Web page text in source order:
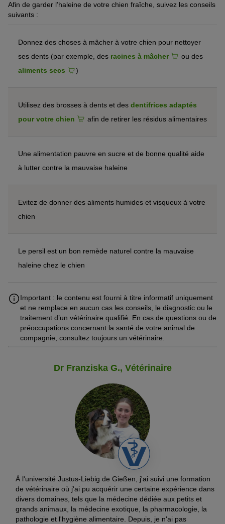
Afin de garder l’haleine de votre chien fraîche, suivez les conseils
suivants :
Donnez des choses à mâcher à votre chien pour nettoyer
ses dents (par exemple, des racines à mâcher
ou des
aliments secs
)
Utilisez des brosses à dents et des dentifrices adaptés
pour votre chien
afin de retirer les résidus alimentaires
Une alimentation pauvre en sucre et de bonne qualité aide
à lutter contre la mauvaise haleine
Evitez de donner des aliments humides et visqueux à votre
chien
Le persil est un bon remède naturel contre la mauvaise
haleine chez le chien
Important : le contenu est fourni à titre informatif uniquement
et ne remplace en aucun cas les conseils, le diagnostic ou le
traitement d’un vétérinaire qualifié. En cas de questions ou de
préoccupations concernant la santé de votre animal de
compagnie, consultez toujours un vétérinaire.
Dr Franziska G., Vétérinaire
À l'université Justus-Liebig de Gießen, j'ai suivi une formation
de vétérinaire où j'ai pu acquérir une certaine expérience dans
divers domaines, tels que la médecine dédiée aux petits et
grands animaux, la médecine exotique, la pharmacologie, la
pathologie et l'hygiène alimentaire. Depuis, je n'ai pas